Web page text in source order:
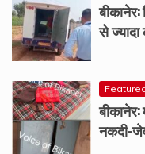
से
बीकानेर:
नकदी-